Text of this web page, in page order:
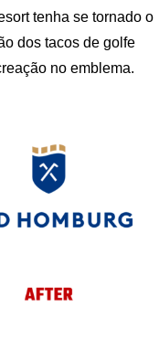
tenha se tornado o
dos tacos de golfe
no emblema.